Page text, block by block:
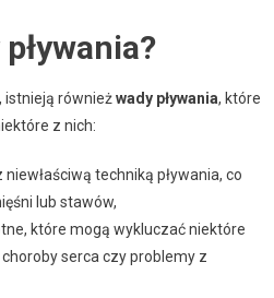
istnieją równieżwady pływania, które
z nich:
techniką pływania, co
lub stawów,
które mogą wykluczać niektóre
serca czy problemy z